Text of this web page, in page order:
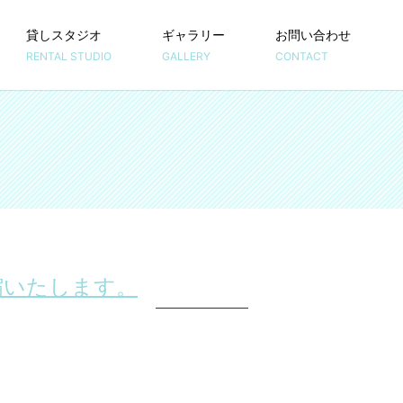
貸しスタジオ
RENTAL STUDIO
ギャラリー
GALLERY
お問い合わせ
CONTACT
たします。